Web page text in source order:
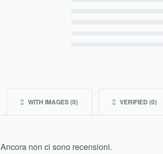
WITH IMAGES (0) VERIFIED (0)
Ancora non ci sono recensioni.